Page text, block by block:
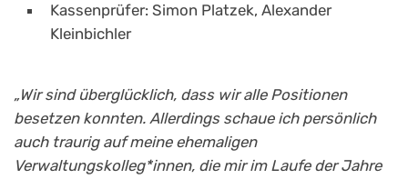
Kassenprüfer: Simon Platzek, Alexander
Kleinbichler
„Wir sind überglücklich, dass wir alle Positionen
besetzen konnten. Allerdings schaue ich persönlich
auch traurig auf meine ehemaligen
Verwaltungskolleg*innen, die mir im Laufe der Jahre